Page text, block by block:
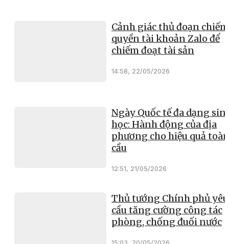
Cảnh giác thủ đoạn chiếm
quyền tài khoản Zalo để
chiếm đoạt tài sản
14:58, 22/05/2026
Ngày Quốc tế đa dạng
học: Hành động của địa
phương cho hiệu quả toàn
cầu
12:51, 21/05/2026
Thủ tướng Chính phủ yêu
cầu tăng cường công tác
phòng, chống đuối nước